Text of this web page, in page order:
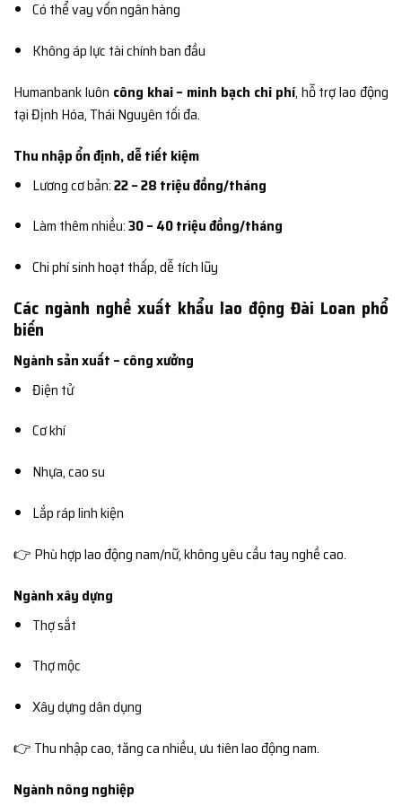
Có thể vay vốn ngân hàng
Không áp lực tài chính ban đầu
Humanbank luôn công khai – minh bạch chi phí, hỗ trợ lao động
tại Định Hóa, Thái Nguyên tối đa.
Thu nhập ổn định, dễ tiết kiệm
Lương cơ bản:22 – 28 triệu đồng/tháng
Làm thêm nhiều:30 – 40 triệu đồng/tháng
Chi phí sinh hoạt thấp, dễ tích lũy
Các ngành nghề xuất khẩu lao động Đài Loan phổ
biến
Ngành sản xuất – công xưởng
Điện tử
Cơ khí
Nhựa, cao su
Lắp ráp linh kiện
👉 Phù hợp lao động nam/nữ, không yêu cầu tay nghề cao.
Ngành xây dựng
Thợ sắt
Thợ mộc
Xây dựng dân dụng
👉 Thu nhập cao, tăng ca nhiều, ưu tiên lao động nam.
Ngành nông nghiệp